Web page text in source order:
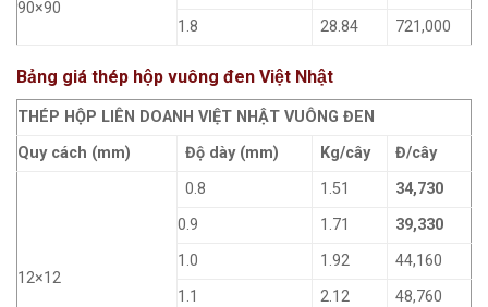
90×90
1.8
28.84 721,000
Bảng giá thép hộp vuông đen Việt Nhật
THÉP HỘP LIÊN DOANH VIỆT NHẬT VUÔNG ĐEN
Quy cách (mm)
Độ dày (mm) Kg/cây Đ/cây
12×12
0.8 1.51
34,730
0.9
1.71
39,330
1.0
1.92
44,160
1.1
2.12
48,760